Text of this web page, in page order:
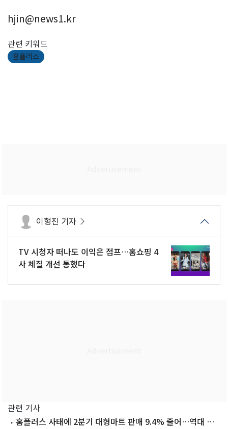
hjin@news1.kr
관련 키워드
홈플러스
이형진 기자
TV 시청자 떠나도 이익은 점프…홈쇼핑 4
사 체질 개선 통했다
관련 기사
홈플러스 사태에 2분기 대형마트 판매 9.4% 줄어…역대 최